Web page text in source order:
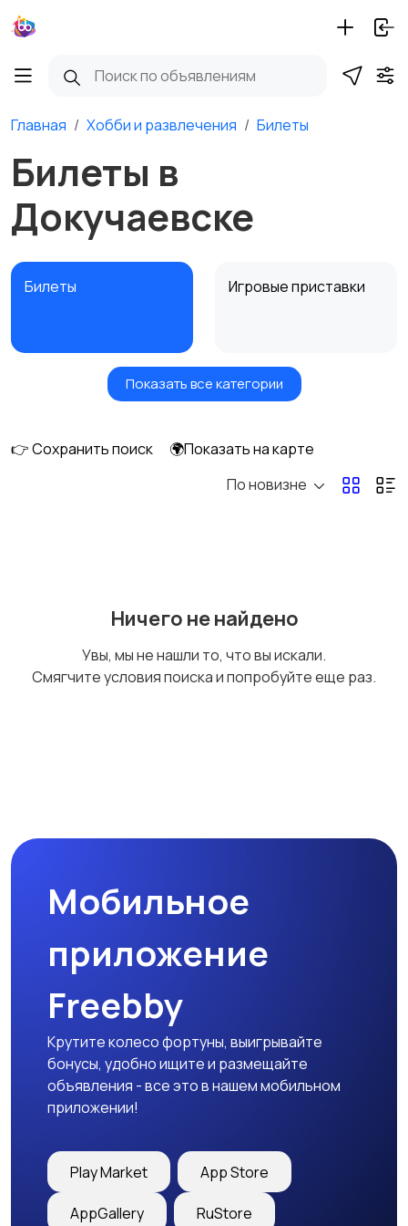
Главная Хобби и развлечения Билеты
Билеты в
Докучаевске
Билеты Игровые приставки
Игры для приставок и
Книги и журналы
Материалы для
инструменты
Показать все категории
👉 Сохранить поиск
🌍Показать на карте
По новизне
Ничего не найдено
Увы, мы не нашли то, что вы искали.
Смягчите условия поиска и попробуйте еще раз.
Мобильное
приложение
Freebby
Крутите колесо фортуны, выигрывайте
бонусы, удобно ищите и размещайте
объявления - все это в нашем мобильном
приложении!
Play Market App Store
AppGallery RuStore